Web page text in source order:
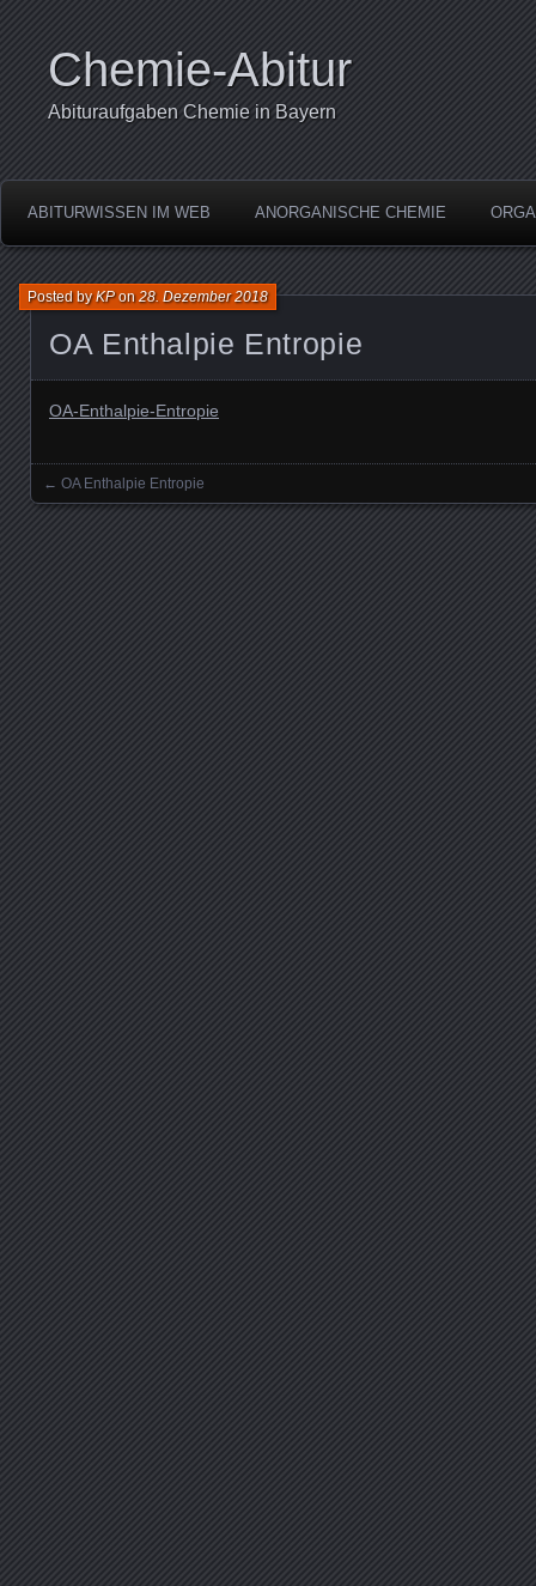
Chemie-Abitur
Abituraufgaben Chemie in Bayern
ABITURWISSEN IM WEB ANORGANISCHE CHEMIE
OA Enthalpie Entropie
Posted byKPon28. Dezember 2018
OA-Enthalpie-Entropie
Posts navigation
← OA Enthalpie Entropie